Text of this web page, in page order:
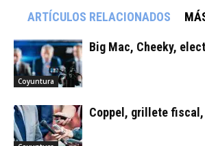
ARTÍCULOS RELACIONADOS
Coyuntura
Big Mac, Cheeky,
Coppel, grillete fiscal,